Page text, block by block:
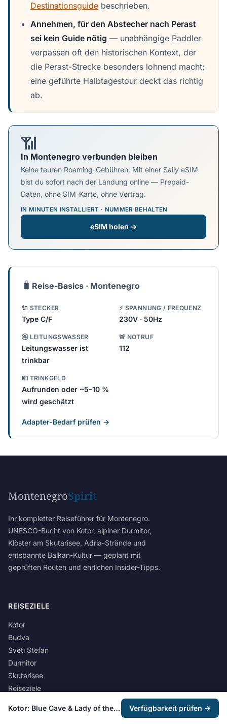
Destinationsguide beschrieben.
Annehmen, für den Abstecher nach Perast
sei kein Guide nötig — unabhängige Paddler
verpassen oft den historischen Kontext, der
die Perast-Strecke besonders lohnend macht;
eine geführte Halbtagestour deckt das richtig
ab.
📶
In Montenegro verbunden bleiben
Keine teuren Roaming-Gebühren. Mit einer Saily eSIM
bist du sofort nach der Landung online — Prepaid-
Daten, ohne SIM-Karte, ohne Vertrag.
IN MINUTEN INSTALLIERT · NUMMER BEHALTEN
eSIM holen →
🧳 Reise-Basics · Montenegro
🔌 STECKER
Type C/F
⚡ SPANNUNG / FREQUENZ
230V · 50Hz
🚰 LEITUNGSWASSER
Leitungswasser ist
trinkbar
🚨 NOTRUF
112
💶 TRINKGELD
Aufrunden oder ~5–10 %
wird geschätzt
Adapter-Bedarf prüfen →
Kotor: Blue Cave & Lady of the Rocks Speedboat Tour Verfügbarkeit prüfen →
MontenegroSpirit
Ihr kompletter Reiseführer für Montenegro.
UNESCO-Bucht von Kotor, alpiner Durmitor,
Klöster am Skutarisee, Adria-Strände und
entspannte Balkan-Kultur — geplant mit
geprüften Routen und ehrlichen Insider-Tipps.
REISEZIELE
Kotor
Budva
Sveti Stefan
Durmitor
Skutarisee
Reiseziele